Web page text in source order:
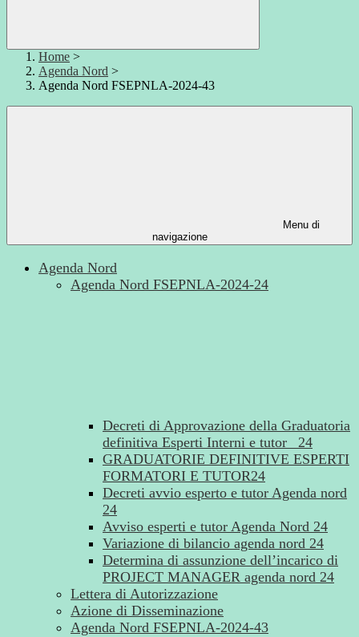
Home >
Agenda Nord >
Agenda Nord FSEPNLA-2024-43
Menu di
navigazione
Agenda Nord
Agenda Nord FSEPNLA-2024-24
Decreti di Approvazione della Graduatoria
definitiva Esperti Interni e tutor _24
GRADUATORIE DEFINITIVE ESPERTI
FORMATORI E TUTOR24
Decreti avvio esperto e tutor Agenda nord
24
Avviso esperti e tutor Agenda Nord 24
Variazione di bilancio agenda nord 24
Determina di assunzione dell’incarico di
PROJECT MANAGER agenda nord 24
Lettera di Autorizzazione
Azione di Disseminazione
Agenda Nord FSEPNLA-2024-43